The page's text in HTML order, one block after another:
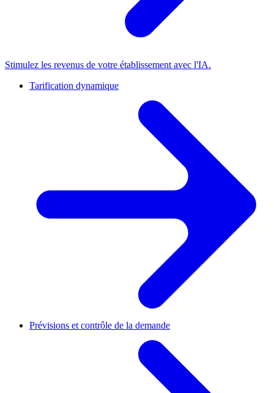
Stimulez les revenus de votre établissement avec l'IA.
Tarification dynamique
Prévisions et contrôle de la demande